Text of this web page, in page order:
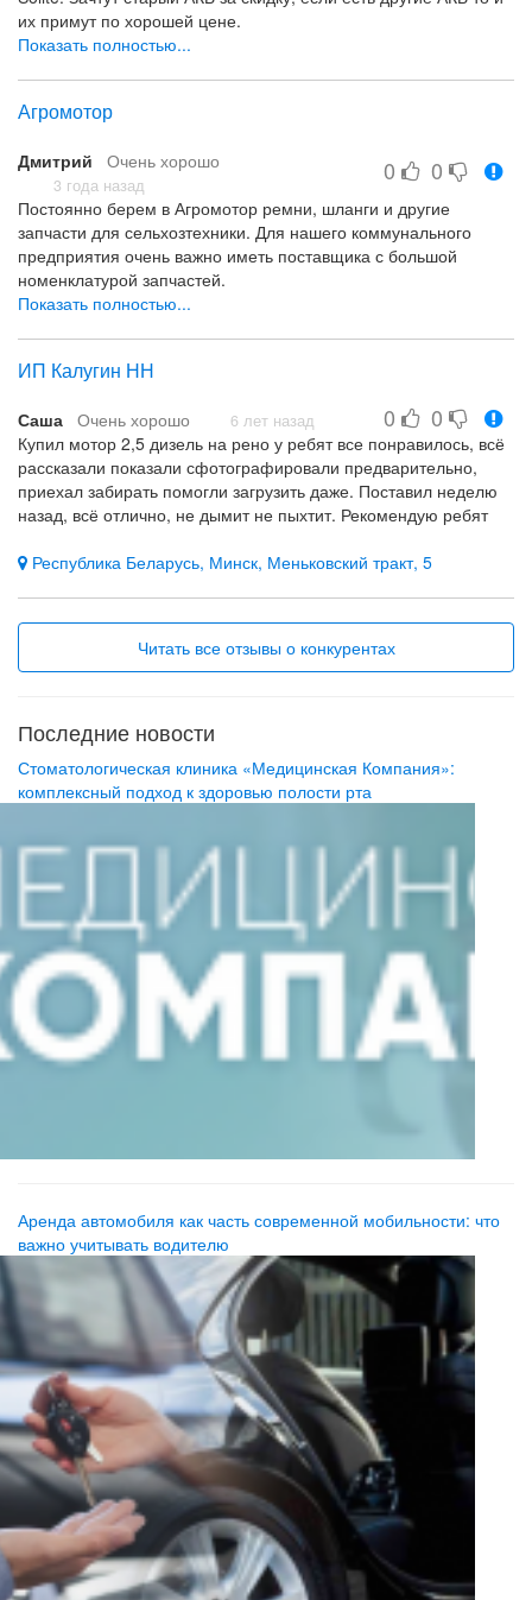
их примут по хорошей цене.
все
Показать полностью...
Агромотор
Дмитрий Очень хорошо
3 года назад 0 0
Постоянно берем в Агромотор ремни, шланги и другие
запчасти для сельхозтехники. Для нашего коммунального
предприятия очень важно иметь поставщика с большой
номенклатурой запчастей.
За время работы они показали себя аккуратными и
быстрая доставка приемлемые цены большой ассортимент
не выявил
Показать полностью...
ИП Калугин НН
Саша Очень хорошо 6 лет назад 0 0
Купил мотор 2,5 дизель на рено у ребят все понравилось, всё
рассказали показали сфотографировали предварительно,
приехал забирать помогли загрузить даже. Поставил неделю
назад, всё отлично, не дымит не пыхтит. Рекомендую ребят
Республика Беларусь, Минск, Меньковский тракт, 5
Читать все отзывы о конкурентах
Последние новости
Стоматологическая клиника «Медицинская Компания»:
комплексный подход к здоровью полости рта
Аренда автомобиля как часть современной мобильности: что
важно учитывать водителю